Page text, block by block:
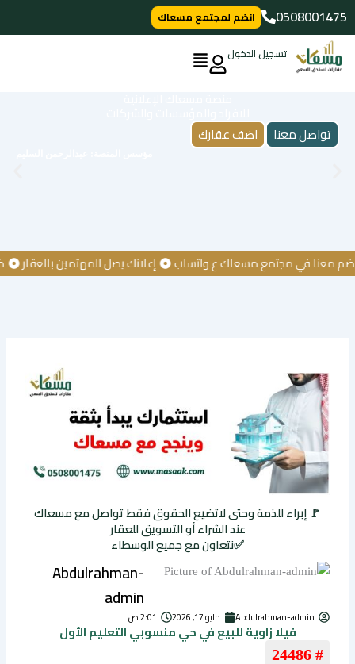
تخطي
إلى
المحتوى
0508001475
انضم لمجتمع مسعاك
تسجيل الدخول
تواصل معنا اضف عقارك
معنا في مجتمع مسعاك ع واتساب إعلانك يصل للمهتمين بالعقار كن
🚩 إبراء للذمة وحتى لاتضيع الحقوق فقط تواصل مع مسعاك
عند الشراء أو التسويق للعقار
✅نتعاون مع جميع الوسطاء
Abdulrahman-
admin
Abdulrahman-admin مايو 17, 2026 2:01 ص
فيلا زاوية للبيع في حي منسوبي التعليم الأول
# 24486